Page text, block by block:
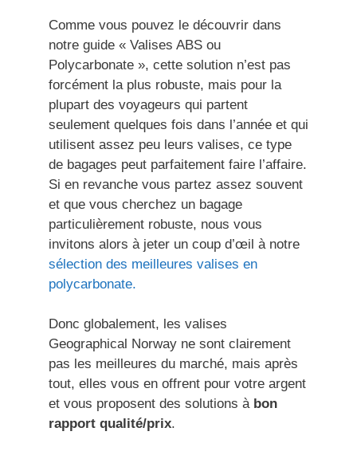
Comme vous pouvez le découvrir dans
notre guide « Valises ABS ou
Polycarbonate », cette solution n’est pas
forcément la plus robuste, mais pour la
plupart des voyageurs qui partent
seulement quelques fois dans l’année et qui
utilisent assez peu leurs valises, ce type
de bagages peut parfaitement faire l’affaire.
Si en revanche vous partez assez souvent
et que vous cherchez un bagage
particulièrement robuste, nous vous
invitons alors à jeter un coup d’œil à notre
sélection des meilleures valises en
polycarbonate.
Donc globalement, les valises
Geographical Norway ne sont clairement
pas les meilleures du marché, mais après
tout, elles vous en offrent pour votre argent
et vous proposent des solutions à bon
rapport qualité/prix.